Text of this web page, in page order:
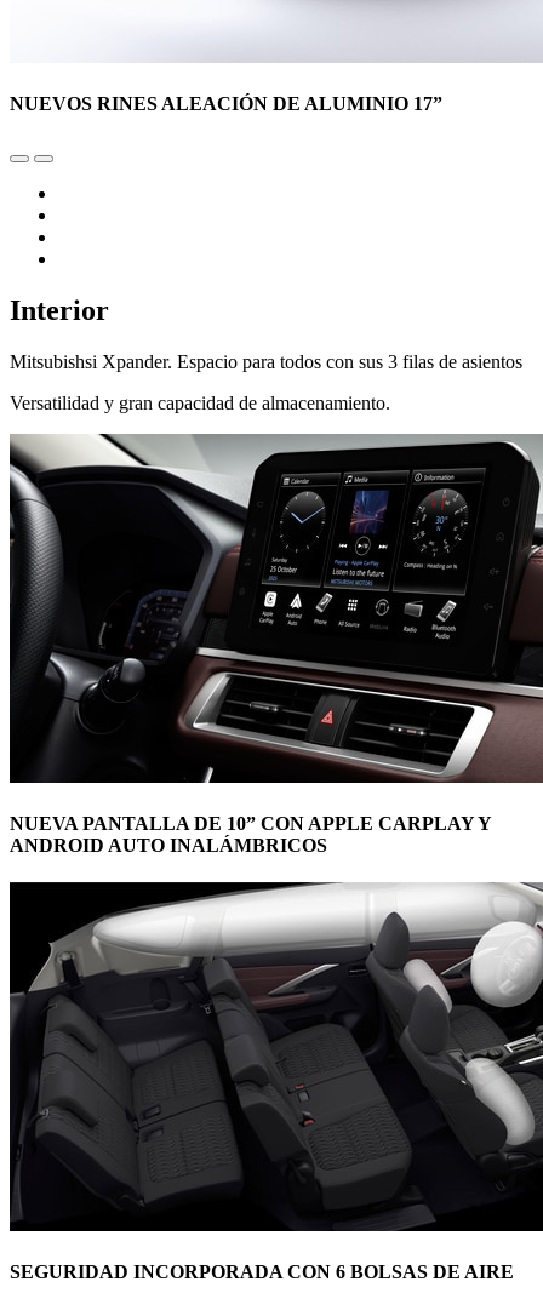
NUEVOS RINES ALEACIÓN DE ALUMINIO 17”
Interior
Mitsubishsi Xpander. Espacio para todos con sus 3 filas de asientos
Versatilidad y gran capacidad de almacenamiento.
NUEVA PANTALLA DE 10” CON APPLE CARPLAY Y
ANDROID AUTO INALÁMBRICOS
SEGURIDAD INCORPORADA CON 6 BOLSAS DE AIRE